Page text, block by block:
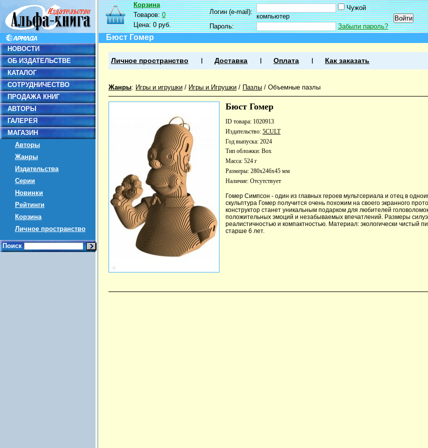
НОВОСТИ
ОБ ИЗДАТЕЛЬСТВЕ
КАТАЛОГ
СОТРУДНИЧЕСТВО
ПРОДАЖА КНИГ
АВТОРЫ
ГАЛЕРЕЯ
МАГАЗИН
Авторы
Жанры
Издательства
Серии
Новинки
Рейтинги
Корзина
Личное пространство
Поиск
Корзина
Товаров:0
Цена:0 руб.
Логин (e-mail):
Чужой
компьютер
Пароль:
Забыли пароль?
Бюст Гомер
Личное пространство Доставка Оплата Как заказать
Жанры: Игры и игрушки / Игры и Игрушки / Пазлы / Объемные пазлы
Бюст Гомер
ID товара: 1020913
Издательство: 5CULT
Год выпуска: 2024
Тип обложки: Box
Масса: 524 г
Размеры: 280x246x45 мм
Наличие: Отсутствует
Гомер Симпсон - один из главных героев мультсериала и отец в
скульптура Гомер получится очень похожим на своего экранного
конструктор станет уникальным подарком для любителей
положительных эмоций и незабываемых впечатлений. Размеры
реалистичностью и компактностью. Материал: экологически чистый
старше 6 лет.